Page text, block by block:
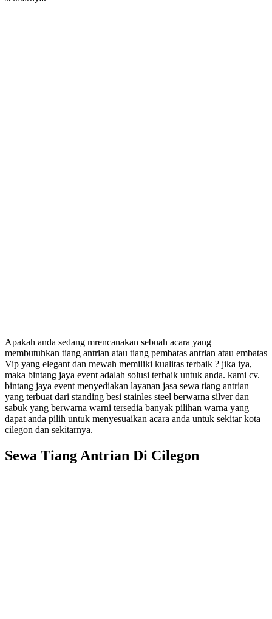
Apakah anda sedang mrencanakan sebuah acara yang
membutuhkan tiang antrian atau tiang pembatas antrian atau embatas
Vip yang elegant dan mewah memiliki kualitas terbaik ? jika iya,
maka bintang jaya event adalah solusi terbaik untuk anda. kami cv.
bintang jaya event menyediakan layanan jasa sewa tiang antrian
yang terbuat dari standing besi stainles steel berwarna silver dan
sabuk yang berwarna warni tersedia banyak pilihan warna yang
dapat anda pilih untuk menyesuaikan acara anda untuk sekitar kota
cilegon dan sekitarnya.
Sewa Tiang Antrian Di Cilegon